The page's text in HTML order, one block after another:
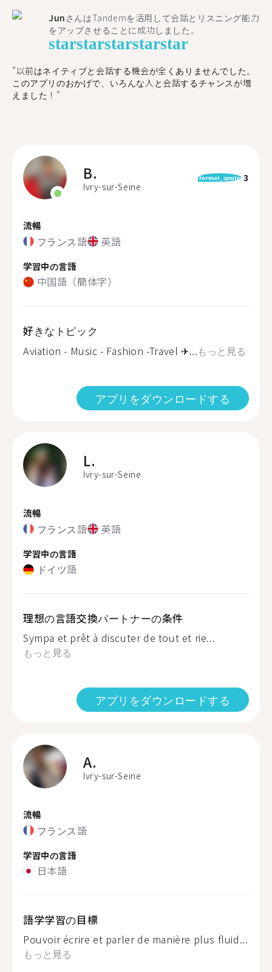
Jun さんはTandemを活用して会話とリスニング能力
をアップさせることに成功しました。
starstarstarstarstar
"以前はネイティブと会話する機会が全くありませんでした。
このアプリのおかげで、いろんな人と会話するチャンスが増
えました！"
B.
Ivry-sur-Seine
format_quote 3
流暢
フランス語 英語
学習中の言語
中国語（簡体字）
好きなトピック
Aviation - Music - Fashion -Travel ✈...もっと見る
アプリをダウンロードする
L.
Ivry-sur-Seine
流暢
フランス語 英語
学習中の言語
ドイツ語
理想の言語交換パートナーの条件
Sympa et prêt à discuter de tout et rie...
もっと見る
アプリをダウンロードする
A.
Ivry-sur-Seine
流暢
フランス語
学習中の言語
日本語
語学学習の目標
Pouvoir écrire et parler de manière plus fluid...
もっと見る